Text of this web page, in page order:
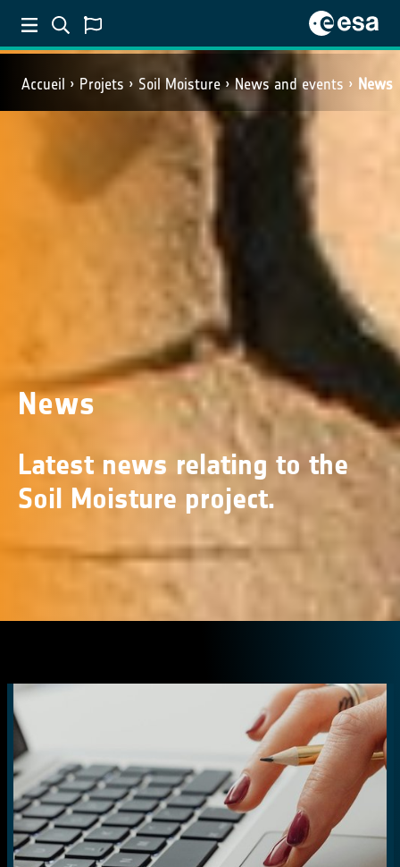
Accueil Projets Soil Moisture News and events News
News
Latest news relating to the
Soil Moisture project.